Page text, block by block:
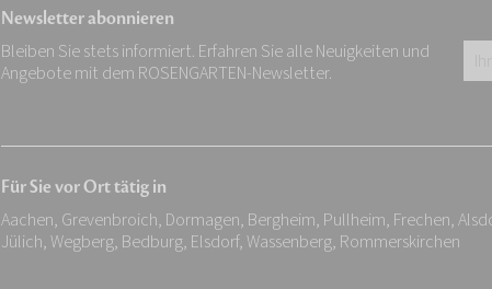
Newsletter abonnieren
Bleiben Sie stets informiert. Erfahren Sie alle Neuigkeiten und
Angebote mit dem ROSENGARTEN-Newsletter.
Für Sie vor Ort tätig in
Aachen, Grevenbroich, Dormagen, Bergheim, Pullheim, Frechen,
Jülich, Wegberg, Bedburg, Elsdorf, Wassenberg, Rommerskirchen